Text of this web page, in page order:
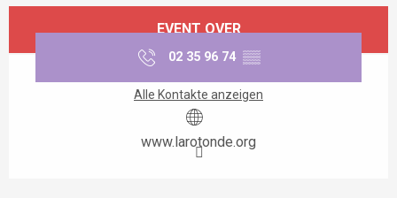
EVENT OVER
02 35 96 74 ▒▒
Alle Kontakte anzeigen
www.larotonde.org